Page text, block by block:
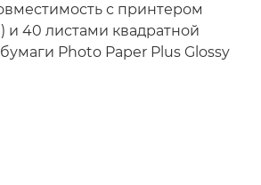
с принтером
и 40 листами квадратной
Photo Paper Plus Glossy